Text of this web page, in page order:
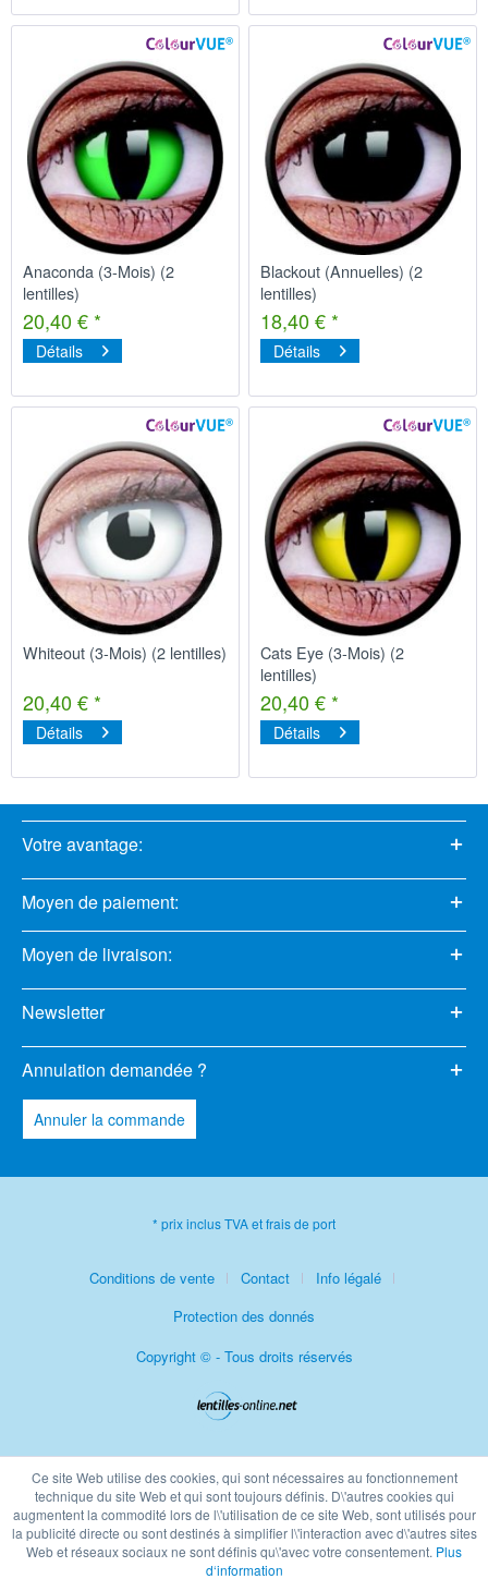
Anaconda (3-Mois) (2
lentilles)
20,40 € *
Détails
Blackout (Annuelles) (2
lentilles)
18,40 € *
Détails
Whiteout (3-Mois) (2 lentilles)
20,40 € *
Détails
Cats Eye (3-Mois) (2
lentilles)
20,40 € *
Détails
Votre avantage:
Moyen de paiement:
Moyen de livraison:
Newsletter
Annulation demandée ?
Annuler la commande
* prix inclus TVA et frais de port
Conditions de vente Contact
Info légalé
Protection des donnés
Copyright © - Tous droits réservés
Ce site Web utilise des cookies, qui sont nécessaires au fonctionnement
technique du site Web et qui sont toujours définis. D\'autres cookies qui
augmentent la commodité lors de l\'utilisation de ce site Web, sont utilisés pour
la publicité directe ou sont destinés à simplifier l\'interaction avec d\'autres sites
Web et réseaux sociaux ne sont définis qu\'avec votre consentement. Plus
d‘information